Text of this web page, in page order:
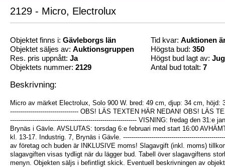
2129 - Micro, Electrolux
Objektet finns i: Gävleborgs län
Objektet säljes av: Auktionsgruppen
Res. pris uppnått: Ja
Objektets nummer: 2129
Tid kvar: Auktionen
Högsta bud: 350
Högst bud lagt av:
Antal bud totalt: 7
Beskrivning:
Micro av märket Electrolux, Solo 900 W. bred: 49 cm, djup: 34 cm, höjd:
---------------------------------- OBS! LÄS TEXTEN HÄR NEDAN! OBS! LÄS
--------------------------------------------------------------- VISNING: fredag den 31:e
Brynäs i Gävle. AVSLUTAS: torsdag 6:e februari med start 16:00
kl. 13-17. Industrig. 7, Brynäs i Gävle.
av företag och buden är INKLUSIVE moms! Slagavgift (inkl. moms)
slagavgiften visas tydligt när du lägger bud. Tabell över slagavgiftens
menyn. Objekten säljs i befintligt skick. Eventuell beskrivningen av